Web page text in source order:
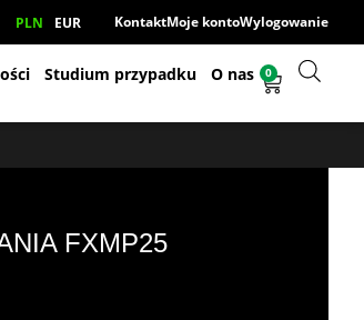
PLN EUR KontaktMoje kontoWylogowanie
Studium przypadku O nas 0
FXMP25